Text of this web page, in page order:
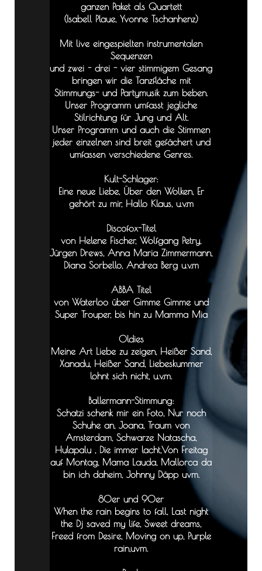
ganzen Paket als Quartett
(Isabell Plaue, Yvonne Tschanhenz)
Mit live eingespielten instrumentalen
Sequenzen
und zwei - drei - vier stimmigem Gesang
bringen wir die Tanzfläche mit
Stimmungs- und Partymusik zum beben.
Unser Programm umfasst jegliche
Stilrichtung für Jung und Alt.
Unser Programm und auch die Stimmen
jeder einzelnen sind breit gefächert und
umfassen verschiedene Genres.
Kult-Schlager:
Eine neue Liebe, Über den Wolken, Er
gehört zu mir, Hallo Klaus, u.v.m
Discofox-Titel
von Helene Fischer, Wolfgang Petry,
Jürgen Drews, Anna Maria Zimmermann,
Diana Sorbello, Andrea Berg u.v.m
ABBA Titel
von Waterloo über Gimme Gimme und
Super Trouper, bis hin zu Mamma Mia
Oldies
Meine Art Liebe zu zeigen, Heißer Sand,
Xanadu, Heißer Sand, Liebeskummer
lohnt sich nicht, u.v.m.
Ballermann-Stimmung:
Schatzi schenk mir ein Foto, Nur noch
Schuhe an, Joana, Traum von
Amsterdam, Schwarze Natascha,
Hulapalu , Die immer lacht,Von Freitag
auf Montag, Mama Lauda, Mallorca da
bin ich daheim, Johnny Däpp uvm.
80er und 90er
When the rain begins to fall, Last night
the Dj saved my life, Sweet dreams,
Freed from Desire, Moving on up, Purple
rain,uvm.